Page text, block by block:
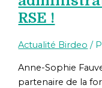
RSE !
Actualité Birdeo /
Anne-Sophie
partenaire de la